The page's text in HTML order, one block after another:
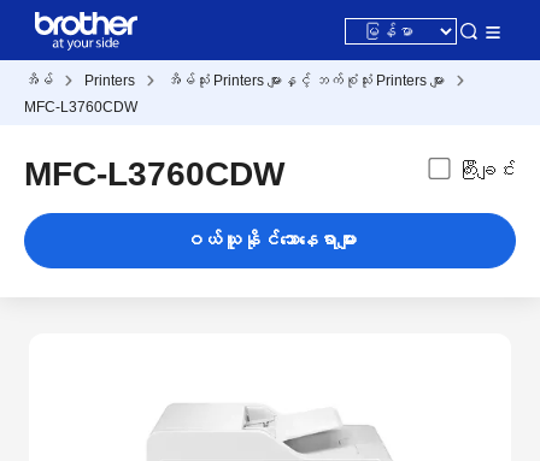
အိမ် Printers
အိမ်သုံး Printers များနှင့် ဘက်စုံသုံး Printers များ
MFC-L3760CDW
MFC-L3760CDW ကြီးချင်း
ဝယ်ယူနိုင်သောနေရာများ